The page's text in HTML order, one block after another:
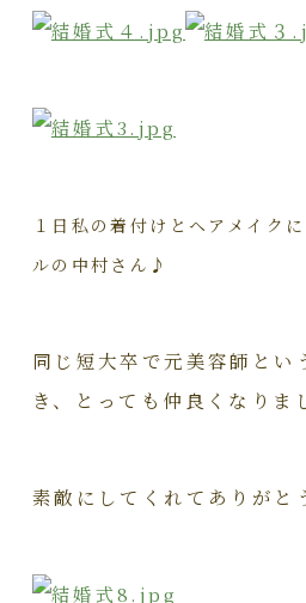
１日私の着付けとヘアメイク
ルの中村さん♪
同じ短大卒で元美容師とい
き、とっても仲良くなりま
素敵にしてくれてありがと